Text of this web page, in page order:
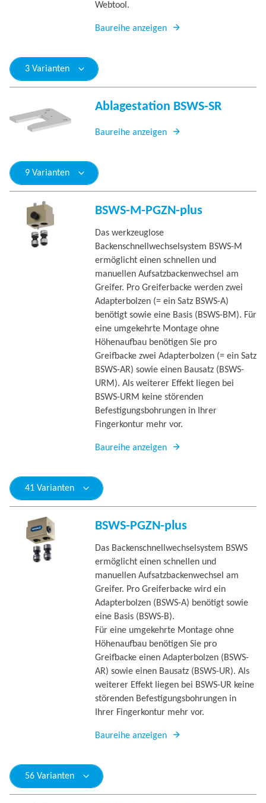
Webtool.
Baureihe anzeigen
3 Varianten
Ablagestation BSWS-SR
Baureihe anzeigen
9 Varianten
BSWS-M-PGZN-plus
Das werkzeuglose
Backenschnellwechselsystem BSWS-M
ermöglicht einen schnellen und
manuellen Aufsatzbackenwechsel am
Greifer. Pro Greiferbacke werden zwei
Adapterbolzen (= ein Satz BSWS-A)
benötigt sowie eine Basis (BSWS-BM). Für
eine umgekehrte Montage ohne
Höhenaufbau benötigen Sie pro
Greifbacke zwei Adapterbolzen (= ein Satz
BSWS-AR) sowie einen Bausatz (BSWS-
URM). Als weiterer Effekt liegen bei
BSWS-URM keine störenden
Befestigungsbohrungen in Ihrer
Fingerkontur mehr vor.
Baureihe anzeigen
41 Varianten
BSWS-PGZN-plus
Das Backenschnellwechselsystem BSWS
ermöglicht einen schnellen und
manuellen Aufsatzbackenwechsel am
Greifer. Pro Greiferbacke wird ein
Adapterbolzen (BSWS-A) benötigt sowie
eine Basis (BSWS-B).
Für eine umgekehrte Montage ohne
Höhenaufbau benötigen Sie pro
Greifbacke einen Adapterbolzen (BSWS-
AR) sowie einen Bausatz (BSWS-UR). Als
weiterer Effekt liegen bei BSWS-UR keine
störenden Befestigungsbohrungen in
Ihrer Fingerkontur mehr vor.
Baureihe anzeigen
56 Varianten